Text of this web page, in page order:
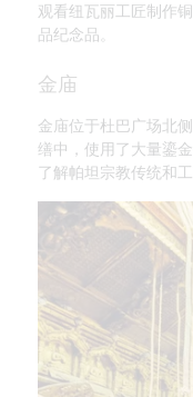
观看纽瓦丽工匠制作
品纪念品。
金庙
金庙位于杜巴广场北
缮中，使用了大量鎏
了解帕坦宗教传统和